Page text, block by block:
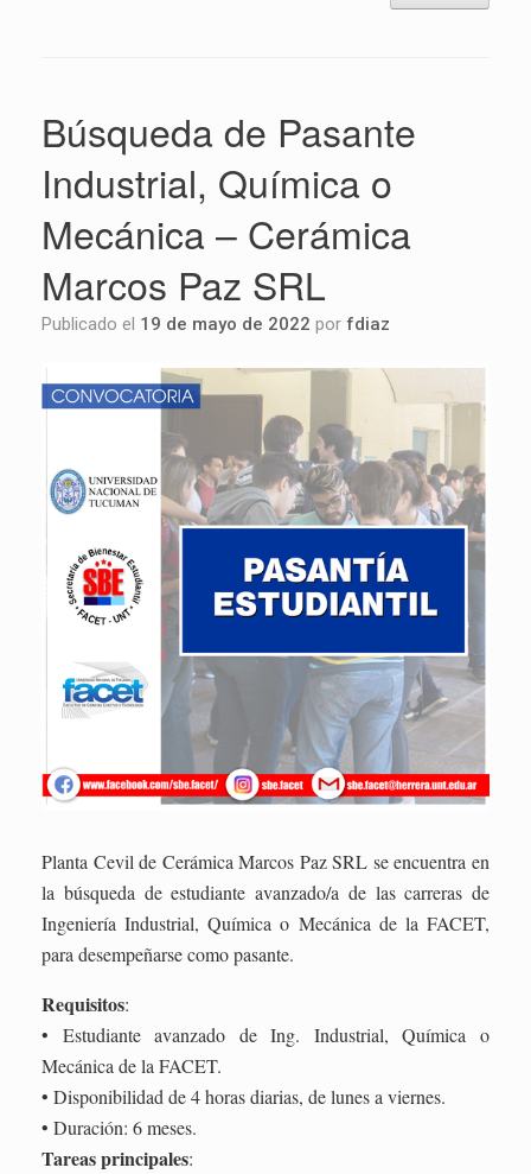
Búsqueda de Pasante
Industrial, Química o
Mecánica – Cerámica
Marcos Paz SRL
Publicado el 19 de mayo de 2022 por fdiaz
Planta Cevil de Cerámica Marcos Paz SRL se encuentra en
la búsqueda de estudiante avanzado/a de las carreras de
Ingeniería Industrial, Química o Mecánica de la FACET,
para desempeñarse como pasante.
Requisitos:
• Estudiante avanzado de Ing. Industrial, Química o
Mecánica de la FACET.
• Disponibilidad de 4 horas diarias, de lunes a viernes.
• Duración: 6 meses.
Tareas principales: